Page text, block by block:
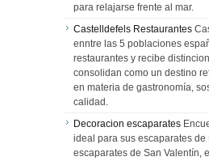
para relajarse frente al mar.
Castelldefels Restaurantes
enntre las 5 poblaciones
restaurantes y recibe
consolidan como un destino
en materia de gastronomía,
calidad.
Decoracion escaparates
ideal para sus escaparates de
escaparates de San Valentín,